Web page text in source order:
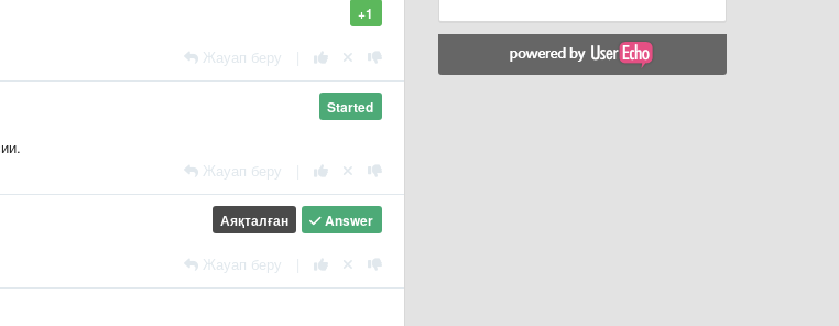
+1
Жауап беру
Started
Жауап беру
Answer
Аяқталған
Жауап беру